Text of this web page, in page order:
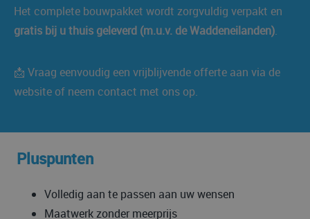
Het complete bouwpakket wordt zorgvuldig verpakt en
gratis bij u thuis geleverd (m.u.v. de Waddeneilanden).
📩 Vraag eenvoudig een vrijblijvende offerte aan via de
website of neem contact met ons op.
Pluspunten
Volledig aan te passen aan uw wensen
Maatwerk zonder meerprijs